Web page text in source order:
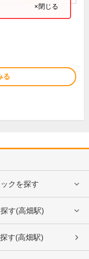
×閉じる
る
クを探す
す(高畑駅)
す(高畑駅)